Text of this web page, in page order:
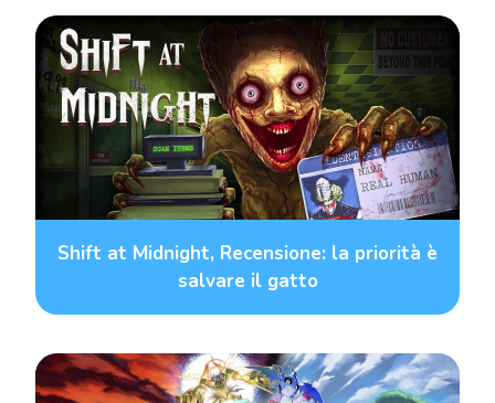
Shift at Midnight, Recensione: la priorità è
salvare il gatto